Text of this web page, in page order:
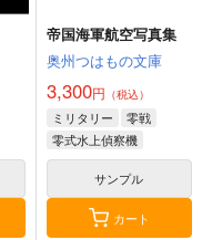
帝国海軍航空写真集
奥州つはもの文庫
3,300円 （税込）
ミリタリー
零戦
零式水上偵察機
サンプル
カート